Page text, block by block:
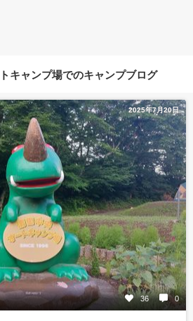
キャンプ場でのキャンプブログ
2025年7月20日
36 0